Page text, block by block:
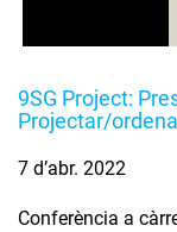
9SG Project:
Projectar/
7 d’abr. 2022
Conferència a